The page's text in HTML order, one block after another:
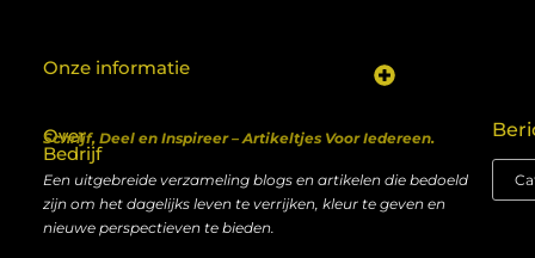
Over
Bedrijf
Schrijf, Deel en Inspireer – Artikeltjes Voor Iedereen.
Een uitgebreide verzameling blogs en artikelen die bedoeld
zijn om het dagelijks leven te verrijken, kleur te geven en
nieuwe perspectieven te bieden.
Onze informatie